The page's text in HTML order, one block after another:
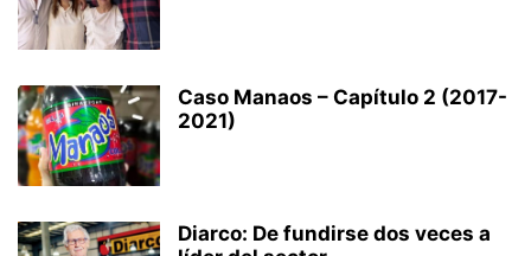
Caso Manaos – Capítulo 2 (2017-
2021)
Diarco: De fundirse dos veces a